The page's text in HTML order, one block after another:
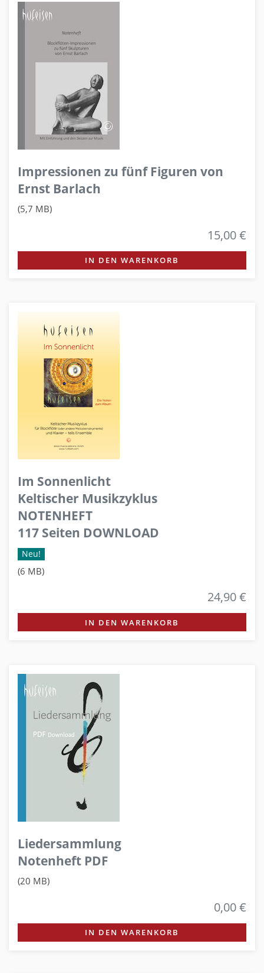
Impressionen zu fünf Figuren von
Ernst Barlach
(5,7 MB)
15,00 €
IN DEN WARENKORB
Im Sonnenlicht
Keltischer Musikzyklus
NOTENHEFT
117 Seiten DOWNLOAD
Neu!
(6 MB)
24,90 €
IN DEN WARENKORB
Liedersammlung
Notenheft PDF
(20 MB)
0,00 €
IN DEN WARENKORB